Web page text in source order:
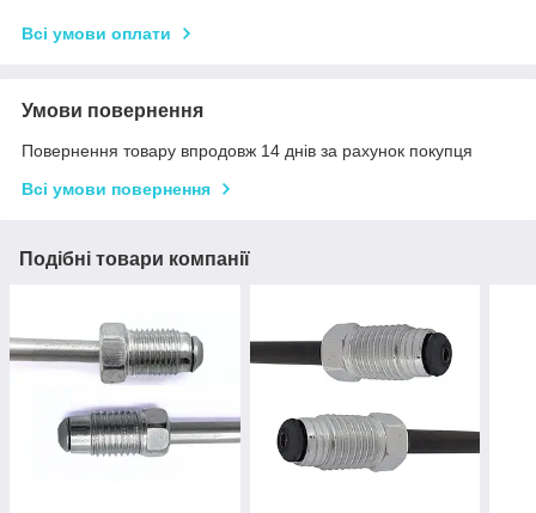
Всі умови оплати
Умови повернення
Повернення товару впродовж 14 днів за рахунок покупця
Всі умови повернення
Подібні товари компанії